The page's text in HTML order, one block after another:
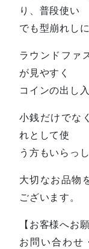
り、普段使い
でも型崩れし
ラウンドファ
が見やすく
コインの出し
小銭だけでな
れとして使
う方もいらっ
大切なお品物
ございます。
【お客様へお願
お問い合わせ